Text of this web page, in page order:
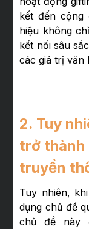
kết đến cộng
hiệu không
kết nối sâu
các giá trị văn
2. Tuy
trở thành
truyền
Tuy nhiên,
dụng chủ đề
chủ đề này